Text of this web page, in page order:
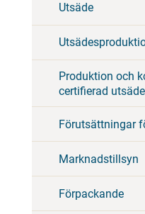
Utsäde
Produktion och
certifierad
Förutsättningar
Marknadstillsyn
Förpackande